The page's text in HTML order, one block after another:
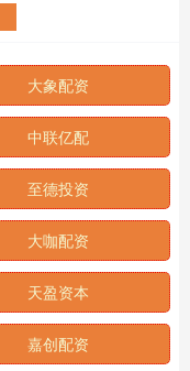
大象配资
中联亿配
至德投资
大咖配资
天盈资本
嘉创配资